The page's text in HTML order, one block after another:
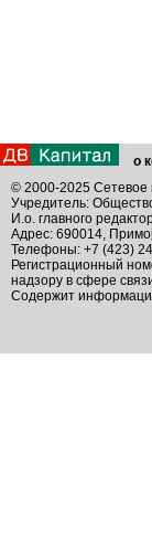
о
© 2000-2025 Сетевое
Учредитель:
И.о. главного
Адрес: 690014,
Телефоны: +7 (423)
Регистрационный
надзору в сфере
Содержит